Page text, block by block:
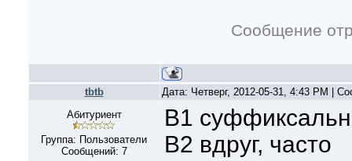
Сообщение
tbtb
Дата: Четверг, 2012-05-31, 4:43 PM |
Абитуриент
Группа: Пользователи
Сообщений: 7
B1
B2 вдруг, часто